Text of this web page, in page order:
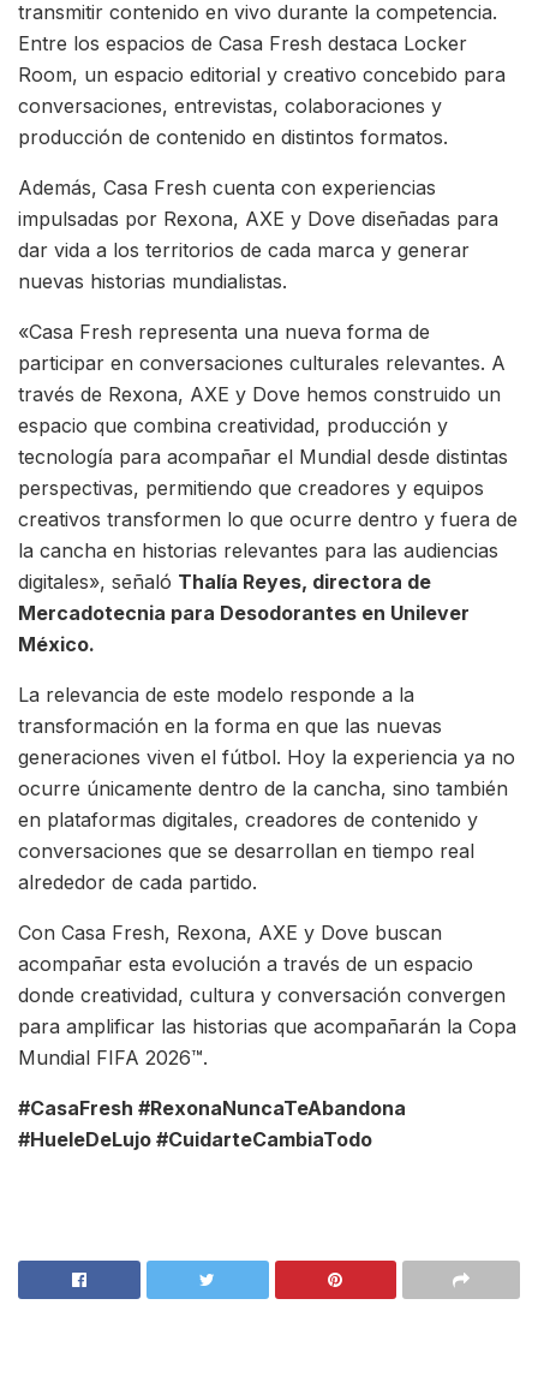
transmitir contenido en vivo durante la competencia.
Entre los espacios de Casa Fresh destaca Locker
Room, un espacio editorial y creativo concebido para
conversaciones, entrevistas, colaboraciones y
producción de contenido en distintos formatos.
Además, Casa Fresh cuenta con experiencias
impulsadas por Rexona, AXE y Dove diseñadas para
dar vida a los territorios de cada marca y generar
nuevas historias mundialistas.
«Casa Fresh representa una nueva forma de
participar en conversaciones culturales relevantes. A
través de Rexona, AXE y Dove hemos construido un
espacio que combina creatividad, producción y
tecnología para acompañar el Mundial desde distintas
perspectivas, permitiendo que creadores y equipos
creativos transformen lo que ocurre dentro y fuera de
la cancha en historias relevantes para las audiencias
digitales», señaló Thalía Reyes, directora de
Mercadotecnia para Desodorantes en Unilever
México.
La relevancia de este modelo responde a la
transformación en la forma en que las nuevas
generaciones viven el fútbol. Hoy la experiencia ya no
ocurre únicamente dentro de la cancha, sino también
en plataformas digitales, creadores de contenido y
conversaciones que se desarrollan en tiempo real
alrededor de cada partido.
Con Casa Fresh, Rexona, AXE y Dove buscan
acompañar esta evolución a través de un espacio
donde creatividad, cultura y conversación convergen
para amplificar las historias que acompañarán la Copa
Mundial FIFA 2026™.
#CasaFresh #RexonaNuncaTeAbandona
#HueleDeLujo #CuidarteCambiaTodo